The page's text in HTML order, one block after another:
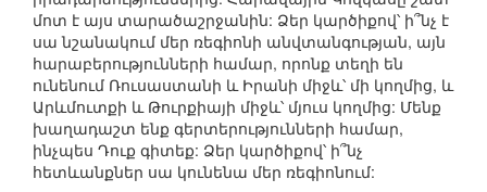
մոտ է այս տարածաշրջանին: Ձեր կարծիքով՝ ի՞նչ է
սա նշանակում մեր ռեգիոնի անվտանգության, այն
հարաբերությունների համար, որոնք տեղի են
ունենում Ռուսաստանի և Իրանի միջև՝ մի կողմից, և
Արևմուտքի և Թուրքիայի միջև՝ մյուս կողմից: Մենք
խաղադաշտ ենք գերտերությունների համար,
ինչպես Դուք գիտեք: Ձեր կարծիքով՝ ի՞նչ
հետևանքներ սա կունենա մեր ռեգիոնում: